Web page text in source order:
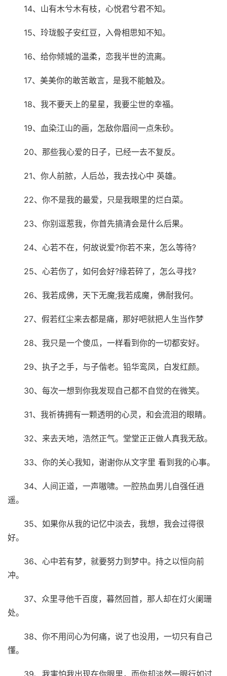
14、山有木兮木有枝，心悦君兮君不知。
15、玲珑骰子安红豆，入骨相思知不知。
16、给你倾城的温柔，恋我半世的流离。
17、美美你的敢苦敢言，是我不能触及。
18、我不要天上的星星，我要尘世的幸福。
19、血染江山的画，怎敌你眉间一点朱砂。
20、那些我心爱的日子，已经一去不复反。
21、你人前脓，人后怂，我去找心中 英雄。
22、你不是我的最爱，只是我眼里的烂白菜。
23、你别逗惹我，你首先搞清会是什么后果。
24、心若不在，何故说爱?你若不来，怎么等待?
25、心若伤了，如何会好?缘若碎了，怎么寻找?
26、我若成佛，天下无魔;我若成魔，佛耐我何。
27、假若红尘来去都是痛，那好吧就把人生当作梦
28、我只是一个傻瓜，一样看到你的一切都安好。
29、执子之手，与子偕老。铅华鸾凤，白发红颜。
30、每次一想到你我发现自己都不自觉的在微笑。
31、我祈祷拥有一颗透明的心灵，和会流泪的眼睛。
32、来去天地，浩然正气。堂堂正正做人真我无敌。
33、你的关心我知，谢谢你从文字里 看到我的心事。
34、人间正道，一声嗷啸。一腔热血男儿自强任逍
遥。
35、如果你从我的记忆中淡去，我想，我会过得很
好。
36、心中若有梦，就要努力到梦中。持之以恒向前
冲。
37、众里寻他千百度，暮然回首，那人却在灯火阑珊
处。
38、你不用问心为何痛，说了也没用，一切只有自己
懂。
39、我害怕我出现在你眼里，而你却淡然一眼行如过